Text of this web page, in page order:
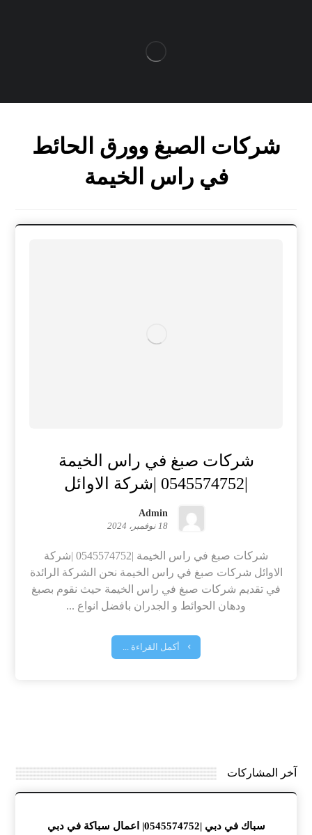
شركات الصبغ وورق الحائط
في راس الخيمة
شركات صبغ في راس الخيمة
Admin
18 نوفمبر، 2024
شركات صبغ في راس الخيمة |0545574752 |شركة
الاوائل شركات صبغ في راس الخيمة نحن الشركة الرائدة
في تقديم شركات صبغ في راس الخيمة حيث نقوم بصبغ
ودهان الحوائط و الجدران بافضل انواع ...
أكمل القراءة ...
آخر المشاركات
سباك في دبي |0545574752| اعمال سباكة في دبي